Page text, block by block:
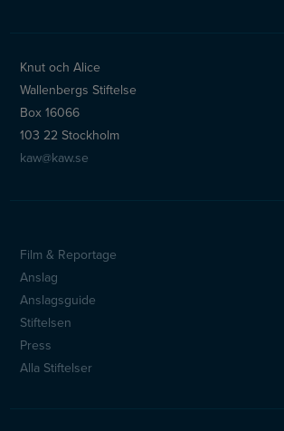
Knut och Alice
Wallenbergs Stiftelse
Box 16066
103 22 Stockholm
kaw@kaw.se
Sidfotsmeny
Film & Reportage
Anslag
Anslagsguide
Stiftelsen
Press
Alla Stiftelser